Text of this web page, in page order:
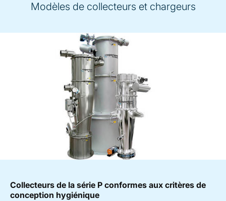
Modèles de collecteurs et chargeurs
Collecteurs de la série P conformes aux critères de
conception hygiénique